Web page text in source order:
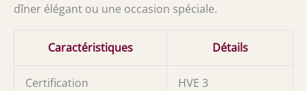
dîner élégant ou une occasion spéciale.
Caractéristiques Détails
Certification HVE 3